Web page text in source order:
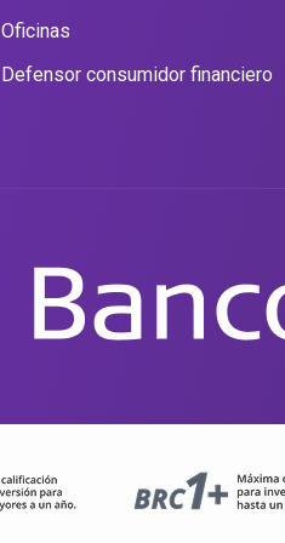
Oficinas
Defensor consumidor financiero